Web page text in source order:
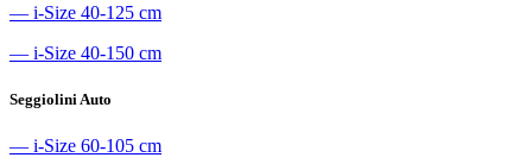
― i-Size 40-125 cm
― i-Size 40-150 cm
Seggiolini Auto
― i-Size 60-105 cm